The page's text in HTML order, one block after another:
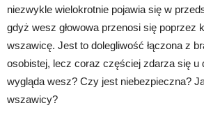
niezwykle wielokrotnie pojawia się w
gdyż wesz głowowa przenosi się poprzez
wszawicę. Jest to dolegliwość łączona z
osobistej, lecz coraz częściej zdarza się u
wygląda wesz? Czy jest niebezpieczna?
wszawicy?